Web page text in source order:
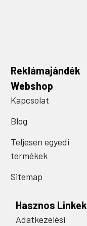
Reklámajándék
Webshop
Kapcsolat
Blog
Teljesen egyedi
termékek
Sitemap
Hasznos Linkek
Adatkezelési